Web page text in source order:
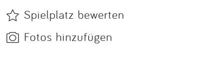
Spielplatz bewerten
Fotos hinzufügen